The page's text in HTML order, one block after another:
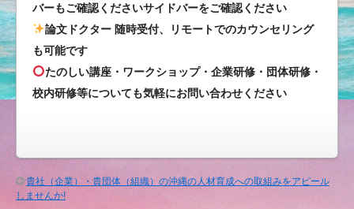
方
特
講
座
バーもご確認くださいサイドバーをご確認ください
論文ドクター 随時受付、リモートでのカウンセリング
も可能です
たのしい講座・ワークショップ・企業研修・団体研修・
校内研修等についても気軽にお問い合わせください
貴社（企業）・貴団体（組織）の沖縄の人材育成への取組みをアピール
しませんか!